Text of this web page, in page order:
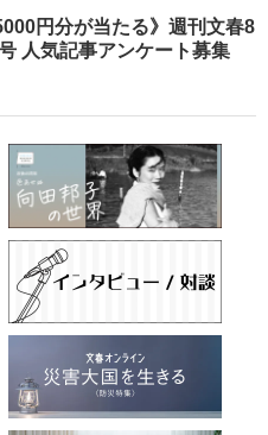
円分が当たる》週刊文春8
人気記事アンケート募集